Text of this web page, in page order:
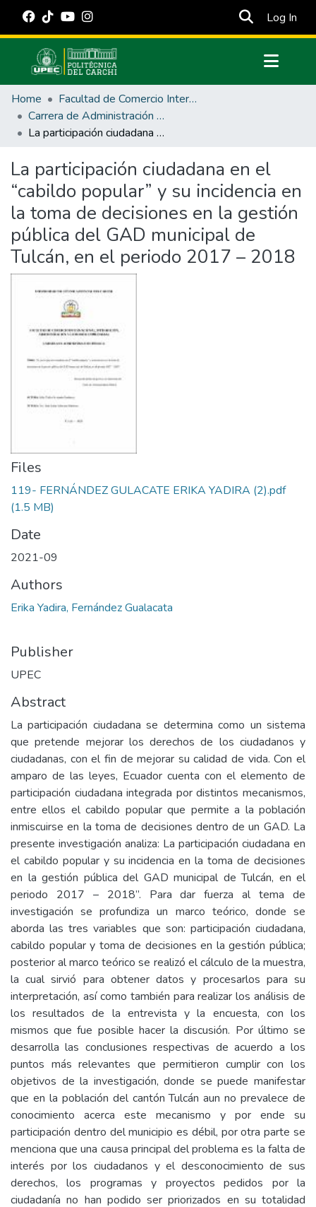
Log In
Communities & Collections
All of DSpace
Statistics
Estadísticas Externas
Manuales
Home
Facultad de Comercio Internacional, Integración, Administración y Economía Empresarial
Carrera de Administración Pública
La participación ciudadana en el “cabildo popular” y su incidencia en la toma de decisiones en la gestión pública del GAD municipal de Tulcán, en el periodo 2017 – 2018
La participación ciudadana en el
“cabildo popular” y su incidencia en
la toma de decisiones en la gestión
pública del GAD municipal de
Tulcán, en el periodo 2017 – 2018
Files
119- FERNÁNDEZ GULACATE ERIKA YADIRA (2).pdf
(1.5 MB)
Date
2021-09
Authors
Erika Yadira, Fernández Gualacata
Publisher
UPEC
Abstract
La participación ciudadana se determina como un sistema
que pretende mejorar los derechos de los ciudadanos y
ciudadanas, con el fin de mejorar su calidad de vida. Con el
amparo de las leyes, Ecuador cuenta con el elemento de
participación ciudadana integrada por distintos mecanismos,
entre ellos el cabildo popular que permite a la población
inmiscuirse en la toma de decisiones dentro de un GAD. La
presente investigación analiza: La participación ciudadana en
el cabildo popular y su incidencia en la toma de decisiones
en la gestión pública del GAD municipal de Tulcán, en el
periodo 2017 – 2018”. Para dar fuerza al tema de
investigación se profundiza un marco teórico, donde se
aborda las tres variables que son: participación ciudadana,
cabildo popular y toma de decisiones en la gestión pública;
posterior al marco teórico se realizó el cálculo de la muestra,
la cual sirvió para obtener datos y procesarlos para su
interpretación, así como también para realizar los análisis de
los resultados de la entrevista y la encuesta, con los
mismos que fue posible hacer la discusión. Por último se
desarrolla las conclusiones respectivas de acuerdo a los
puntos más relevantes que permitieron cumplir con los
objetivos de la investigación, donde se puede manifestar
que en la población del cantón Tulcán aun no prevalece de
conocimiento acerca este mecanismo y por ende su
participación dentro del municipio es débil, por otra parte se
menciona que una causa principal del problema es la falta de
interés por los ciudadanos y el desconocimiento de sus
derechos, los programas y proyectos pedidos por la
ciudadanía no han podido ser priorizados en su totalidad